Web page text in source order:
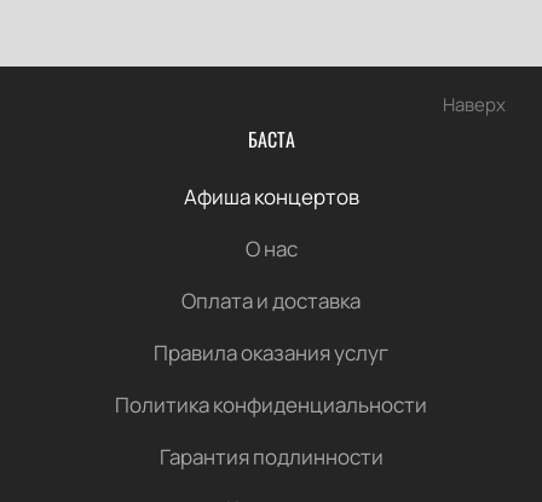
Наверх
БАСТА
Афиша концертов
О нас
Оплата и доставка
Правила оказания услуг
Политика конфиденциальности
Гарантия подлинности